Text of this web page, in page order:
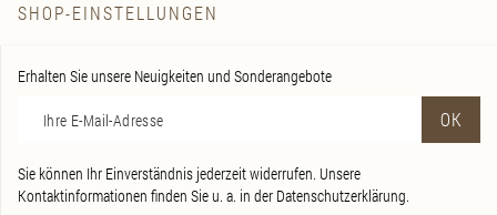
SHOP-EINSTELLUNGEN
Erhalten Sie unsere Neuigkeiten und Sonderangebote
Sie können Ihr Einverständnis jederzeit widerrufen. Unsere
Kontaktinformationen finden Sie u. a. in der Datenschutzerklärung.